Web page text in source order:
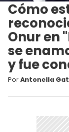
Cómo
Onur en
se
y fue
PorAntonella